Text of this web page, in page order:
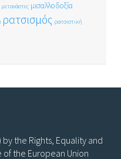
μετανάστες μισαλλοδοξία
ρατσισμός ρατσιστική
the Rights, Equality and
of the European Union